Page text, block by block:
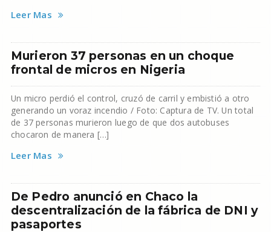
Leer Mas
Murieron 37 personas en un choque
frontal de micros en Nigeria
Un micro perdió el control, cruzó de carril y embistió a otro
generando un voraz incendio / Foto: Captura de TV. Un total
de 37 personas murieron luego de que dos autobuses
chocaron de manera […]
Leer Mas
De Pedro anunció en Chaco la
descentralización de la fábrica de DNI y
pasaportes